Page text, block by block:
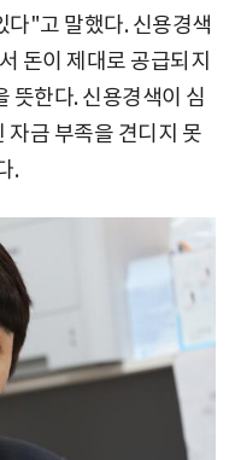
다"고 말했다. 신용경색
돈이 제대로 공급되지
뜻한다. 신용경색이 심
자금 부족을 견디지 못
.